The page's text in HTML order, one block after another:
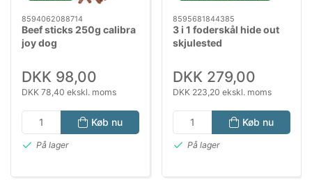
8594062088714
Beef sticks 250g calibra
joy dog
DKK 98,00
DKK 78,40 ekskl. moms
Køb nu
På lager
8595681844385
3 i 1 foderskål hide out
skjulested
DKK 279,00
DKK 223,20 ekskl. moms
Køb nu
På lager